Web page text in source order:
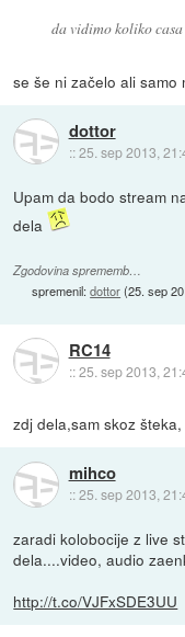
da vidimo koliko
se še ni začelo ali samo
dottor
::25. sep 2013,
Upam da bodo stream
dela
Zgodovina sprememb…
spremenil:dottor(25. sep
RC14
::25. sep 2013,
zdj dela,sam skoz
mihco
::25. sep 2013,
zaradi kolobocije z live
dela....video, audio
http://t.co/VJFxSDE3UU